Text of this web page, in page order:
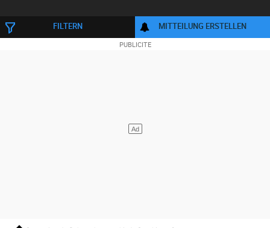
FILTERN MITTEILUNG ERSTELLEN